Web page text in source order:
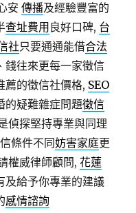
安傳播及經驗豐富的
查址費用 良好口碑, 台
社只要通通能借合法
錢往來更每一家徵信
薦的徵信社價格, SEO
的疑難雜症問題徵信
偵探堅持專業與同理
條件不同妨害家庭更
權威律師顧問,花蓮
及給予你專業的建議
感情諮詢